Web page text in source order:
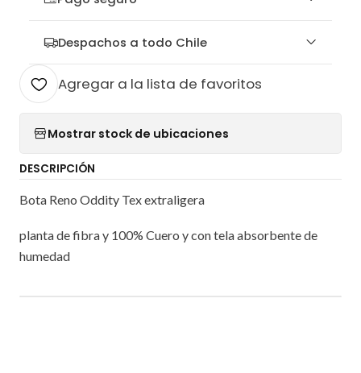
Despachos a todo Chile
Agregar a la lista de favoritos
Mostrar stock de ubicaciones
DESCRIPCIÓN
Bota Reno Oddity Tex extraligera
planta de fibra y 100% Cuero y con tela absorbente de
humedad